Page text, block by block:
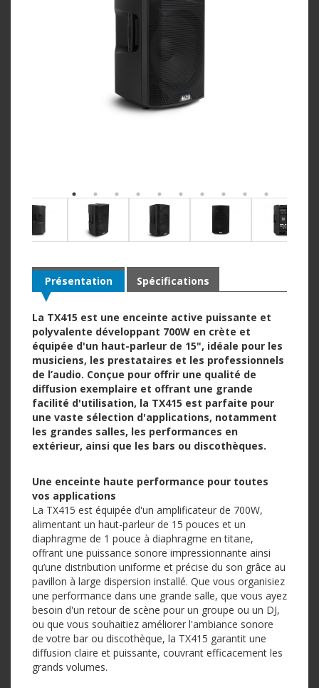
Présentation
La TX415 est une enceinte active puissante et
polyvalente développant 700W en crète et
équipée d'un haut-parleur de 15", idéale pour les
musiciens, les prestataires et les professionnels
de l’audio. Conçue pour offrir une qualité de
diffusion exemplaire et offrant une grande
facilité d'utilisation, la TX415 est parfaite pour
une vaste sélection d'applications, notamment
les grandes salles, les performances en
extérieur, ainsi que les bars ou discothèques.
Une enceinte haute performance pour toutes
vos applications
La TX415 est équipée d'un amplificateur de 700W,
alimentant un haut-parleur de 15 pouces et un
diaphragme de 1 pouce à diaphragme en titane,
offrant une puissance sonore impressionnante ainsi
qu’une distribution uniforme et précise du son grâce au
pavillon à large dispersion installé. Que vous organisiez
une performance dans une grande salle, que vous ayez
besoin d'un retour de scène pour un groupe ou un DJ,
ou que vous souhaitiez améliorer l'ambiance sonore
de votre bar ou discothèque, la TX415 garantit une
diffusion claire et puissante, couvrant efficacement les
grands volumes.
Spécifications